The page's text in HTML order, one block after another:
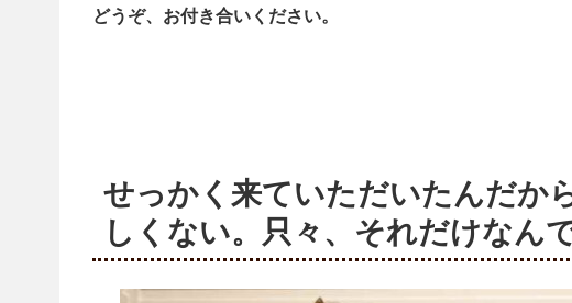
どうぞ、お付き合いください。
せっかく来ていただいたんだか
しくない。只々、それだけなんで